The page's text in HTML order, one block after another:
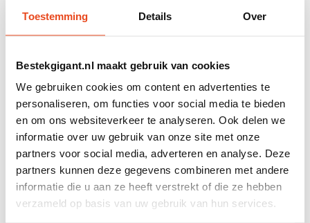
Toestemming Details Over
Bestekgigant.nl maakt gebruik van cookies
We gebruiken cookies om content en advertenties te
personaliseren, om functies voor social media te bieden
en om ons websiteverkeer te analyseren. Ook delen we
informatie over uw gebruik van onze site met onze
partners voor social media, adverteren en analyse. Deze
partners kunnen deze gegevens combineren met andere
informatie die u aan ze heeft verstrekt of die ze hebben
verzameld op basis van uw gebruik van hun services.
binnen handbereik tijdens het koken.
Bij Bestekgigant.nl bestel je verschillende soorten
industriële en minimalistische keukens.
Magnetische messenstrips en messenblokken
Binnen het assortiment vind je verschillende manieren
om messen magnetisch op te bergen. Sommige
mensen kiezen voor eenmagnetische messenstrip
aan de wand, terwijl anderen liever werken met een
magnetisch messenblokop het aanrecht.
Waarom kiezen voor een magnetische